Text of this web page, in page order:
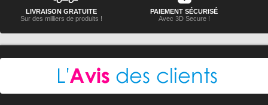
LIVRAISON GRATUITE
Sur des milliers de produits !
PAIEMENT SÉCURISÉ
Avec 3D Secure !